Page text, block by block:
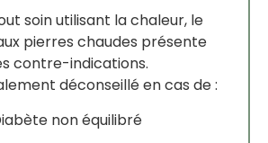
soin utilisant la chaleur, le
pierres chaudes présente
contre-indications.
déconseillé en cas de :
non équilibré